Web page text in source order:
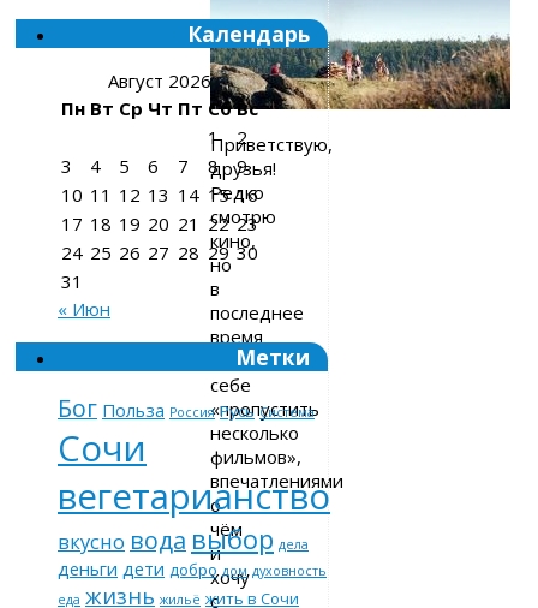
Приветствую,
друзья!
Редко
смотрю
кино,
но
в
последнее
время
позволил
себе
«пропустить
несколько
фильмов»,
впечатлениями
о
чём
и
хочу
с
Календарь
Август 2026
Пн Вт Ср Чт Пт Сб Вс
1
2
3
4 5 6 7 8
9
10 11 12 13 14 15 16
17 18 19 20 21 22 23
24 25 26 27 28 29 30
31
« Июн
Метки
Бог Польза Россия Русь Система
Сочи
вегетарианство
вкусно вода выбор дела
деньги дети добро дом духовность
еда жизнь жильё жить в Сочи